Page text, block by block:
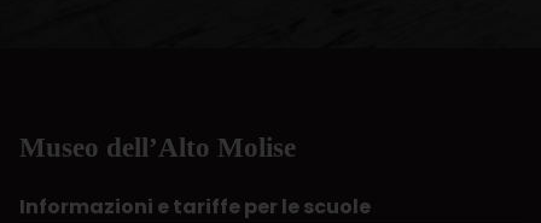
Museo dell’Alto Molise
Informazioni e tariffe per le scuole